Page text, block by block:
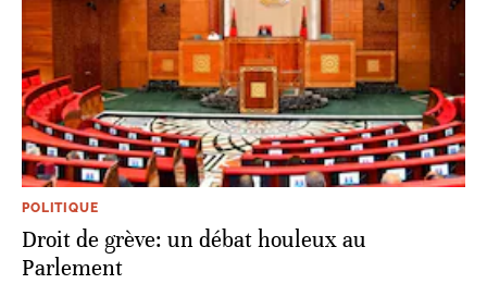
POLITIQUE
Droit de grève: un débat houleux au
Parlement